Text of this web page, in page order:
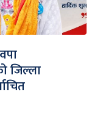
जिल्ला